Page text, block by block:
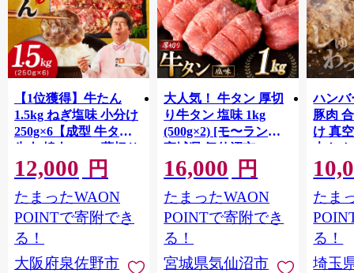
【1位獲得】牛たん
1.5kg ねぎ塩味 小分け
250g×6【成型 牛タン
牛肉 焼肉 BBQ 薄切り
ぎゅうたん スライス
訳あり サイズ不揃
い】 G4721
12,000 円
たまったWAON
POINTで寄附でき
る！
大阪府泉佐野市
大人気！ 牛タン 厚切
り牛タン 塩味 1kg
(500g×2) [モ〜ランド
宮城県 気仙沼市
20564660] 肉 牛肉 精肉
牛たん 牛タン塩 牛た
ん塩 冷凍 焼肉 BBQ ア
ウトドア バーベキュ
ー 厚切り タン
16,000 円
たまったWAON
POINTで寄附でき
る！
宮城県気仙沼市
ハンバ
豚肉
け 真
大き
保存
淡路島
ポーク
き肉
ず 惣
まみ
んのお
たま
る！
埼玉